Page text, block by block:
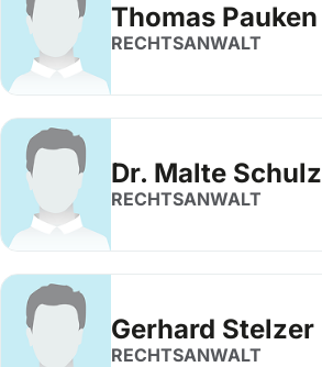
Thomas Pauken
RECHTSANWALT
Dr. Malte Schulz
RECHTSANWALT
Gerhard Stelzer
RECHTSANWALT